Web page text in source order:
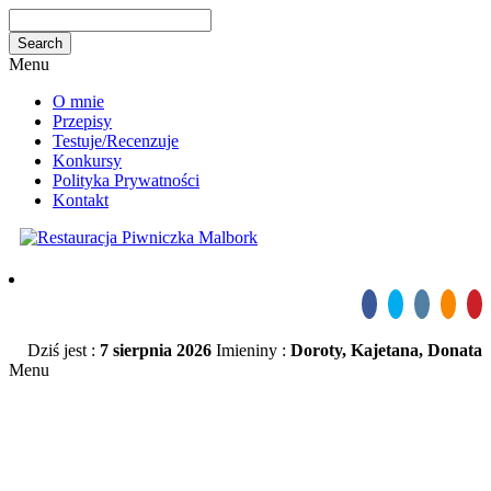
Menu
O mnie
Przepisy
Testuje/Recenzuje
Konkursy
Polityka Prywatności
Kontakt
Dziś jest : 7 sierpnia 2026 Imieniny : Doroty, Kajetana, Donata
Menu